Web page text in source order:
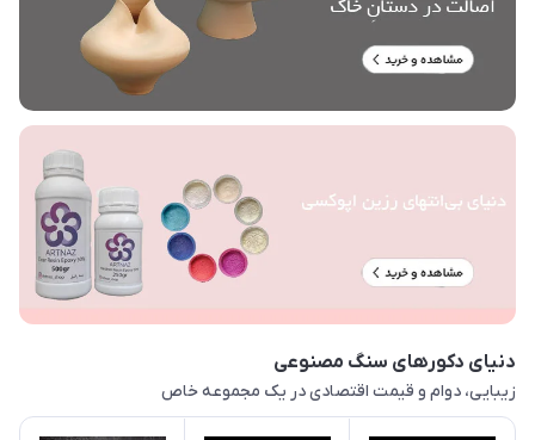
دنیای دکورهای سنگ مصنوعی
زیبایی، دوام و قیمت اقتصادی در یک مجموعه خاص